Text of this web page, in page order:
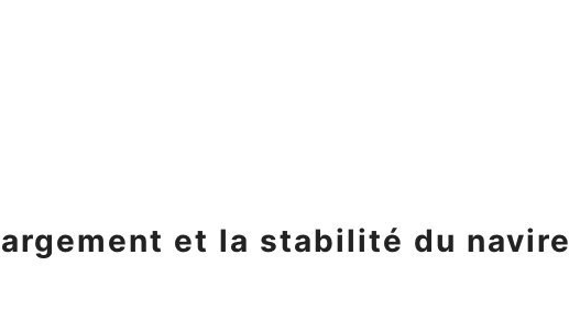
et la stabilité du navire